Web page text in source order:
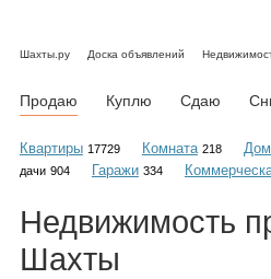
Шахты.ру Доска объявлений
Продаю Куплю Сдаю
Квартиры 17729 Комната 218
дачи 904 Гаражи 334
Недвижимость
Шахты